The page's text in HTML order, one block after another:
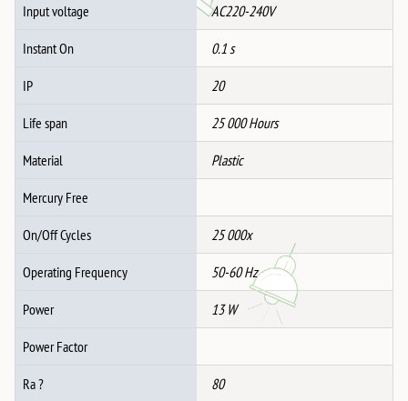
Input voltage AC220-240V
Instant On 0.1 s
IP 20
Life span 25 000 Hours
Material Plastic
Mercury Free
On/Off Cycles 25 000x
Operating Frequency 50-60 Hz
Power 13 W
Power Factor
Ra ? 80